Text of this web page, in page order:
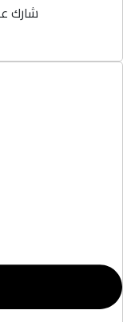
شارك